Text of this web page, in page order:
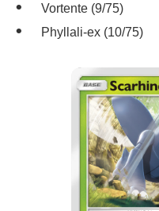
Vortente (9/75)
Phyllali-ex (10/75)